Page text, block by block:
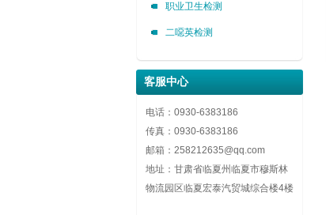
职业卫生检测
二噁英检测
客服中心
电话：0930-6383186
传真：0930-6383186
邮箱：258212635@qq.com
地址：甘肃省临夏州临夏市穆斯林
物流园区临夏宏泰汽贸城综合楼4楼